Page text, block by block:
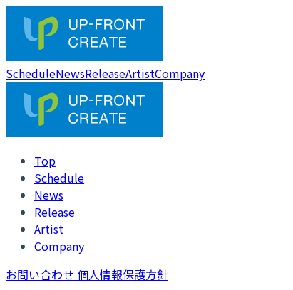
ScheduleNewsReleaseArtistCompany
Top
Schedule
News
Release
Artist
Company
お問い合わせ 個人情報保護方針